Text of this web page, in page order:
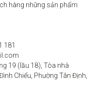
hàng những sản phẩm
181
19 (lầu 18), Tòa nhà
Chiểu, Phường Tân Định,